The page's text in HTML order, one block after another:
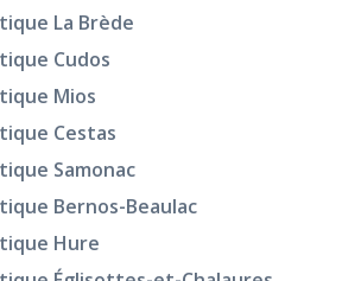
La Brède
Cudos
Mios
Cestas
Samonac
Bernos-Beaulac
Hure